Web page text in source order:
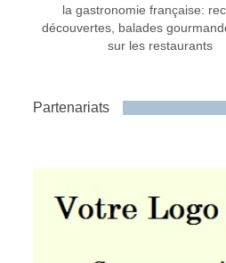
la gastronomie française:
découvertes, balades
sur les restaurants
Partenariats